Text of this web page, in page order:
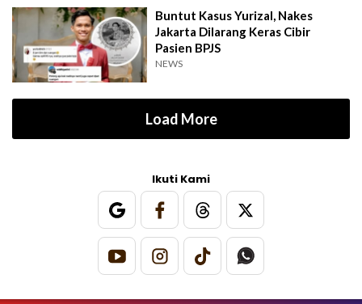
Buntut Kasus Yurizal, Nakes
Jakarta Dilarang Keras Cibir
Pasien BPJS
NEWS
Load More
Ikuti Kami